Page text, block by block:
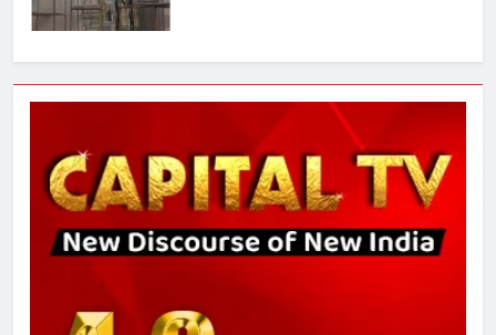
6
उत्तर प्रदेश में गांवों में बढ़ेंगी सुविधाएं: 67%
बढ़ा पंचायतों का बजट
7